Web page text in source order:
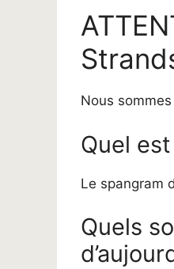
Nous
Quel
Le spangram
Quels